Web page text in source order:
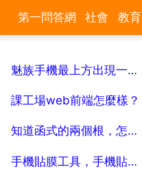
第一問答網 社會 教育
魅族手機最上方出現一整排字母加數字
2025-07-29
課工場web前端怎麼樣？
2025-07-29 知道函式的兩個根，怎樣用交點式設解析式？
2025-07-29 手機貼膜工具，手機貼膜需要哪些工具